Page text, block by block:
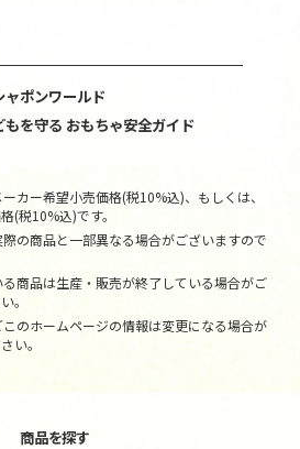
ャポンワールド
もを守る おもちゃ安全ガイド
カー希望小売価格(税10%込)、もしくは、
(税10%込)です。
の商品と一部異なる場合がございますので
商品は生産・販売が終了している場合がご
。
のホームページの情報は変更になる場合が
い。
商品を探す